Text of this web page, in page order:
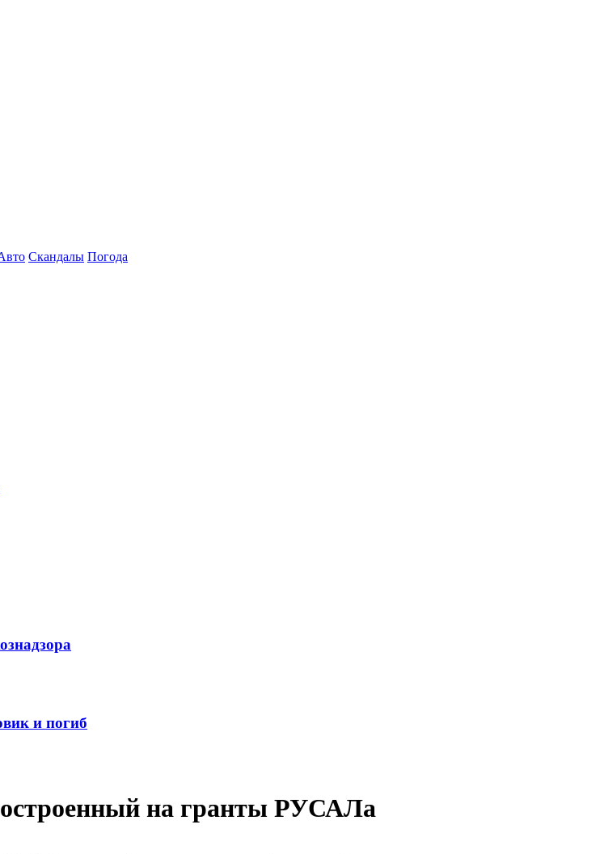
Скандалы Погода
и погиб
на гранты РУСАЛа